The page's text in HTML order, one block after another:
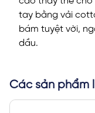
tay bằng vải
bám tuyệt vời,
dầu.
Các sản phẩm